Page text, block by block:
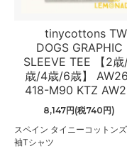
tinycottons
DOGS GRAPHIC
SLEEVE TEE 【2
歳/4歳/6歳】
418-M90 KTZ
8,147円(税740円)
スペイン タイニーコットン
袖Tシャツ